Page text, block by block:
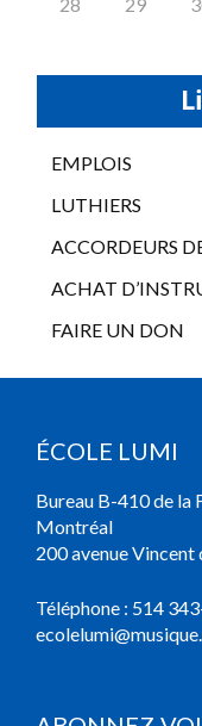
EMPLOIS
LUTHIERS
ACCORDEURS
ACHAT
FAIRE UN DON
ÉCOLE LUMI
Bureau B-410 de la
Montréal
200 avenue
Téléphone : 514